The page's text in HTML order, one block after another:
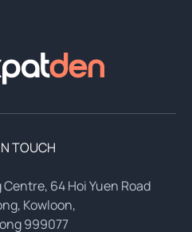
TOUCH
64 Hoi Yuen Road
Kowloon,
999077